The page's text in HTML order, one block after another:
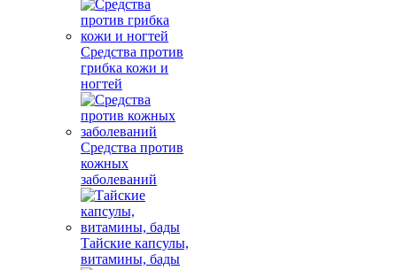
Средства против
грибка кожи и
ногтей
Средства против
кожных
заболеваний
Тайские капсулы,
витамины, бады